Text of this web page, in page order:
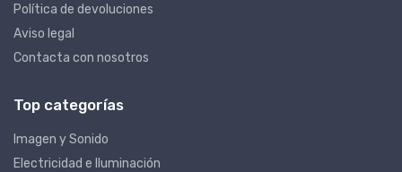
Política de devoluciones
Aviso legal
Contacta con nosotros
Top categorías
Imagen y Sonido
Electricidad e Iluminación